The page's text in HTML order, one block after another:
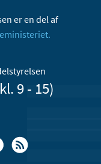
er en del af
9 - 15)